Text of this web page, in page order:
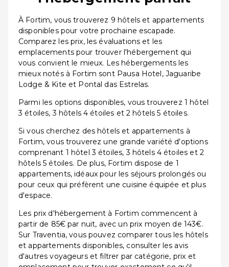
À Fortim, vous trouverez 9 hôtels et appartements
disponibles pour votre prochaine escapade.
Comparez les prix, les évaluations et les
emplacements pour trouver l'hébergement qui
vous convient le mieux. Les hébergements les
mieux notés à Fortim sont Pausa Hotel, Jaguaribe
Lodge & Kite et Pontal das Estrelas.
Parmi les options disponibles, vous trouverez 1 hôtel
3 étoiles, 3 hôtels 4 étoiles et 2 hôtels 5 étoiles.
Si vous cherchez des hôtels et appartements à
Fortim, vous trouverez une grande variété d'options
comprenant 1 hôtel 3 étoiles, 3 hôtels 4 étoiles et 2
hôtels 5 étoiles. De plus, Fortim dispose de 1
appartements, idéaux pour les séjours prolongés ou
pour ceux qui préfèrent une cuisine équipée et plus
d'espace.
Les prix d'hébergement à Fortim commencent à
partir de 85€ par nuit, avec un prix moyen de 143€.
Sur Traventia, vous pouvez comparer tous les hôtels
et appartements disponibles, consulter les avis
d'autres voyageurs et filtrer par catégorie, prix et